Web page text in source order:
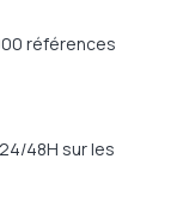
références
48H sur les